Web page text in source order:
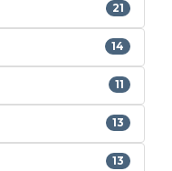
21
14
11
13
13